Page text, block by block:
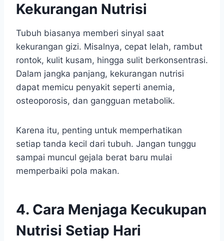
Kekurangan Nutrisi
Tubuh biasanya memberi sinyal saat
kekurangan gizi. Misalnya, cepat lelah, rambut
rontok, kulit kusam, hingga sulit berkonsentrasi.
Dalam jangka panjang, kekurangan nutrisi
dapat memicu penyakit seperti anemia,
osteoporosis, dan gangguan metabolik.
Karena itu, penting untuk memperhatikan
setiap tanda kecil dari tubuh. Jangan tunggu
sampai muncul gejala berat baru mulai
memperbaiki pola makan.
4. Cara Menjaga Kecukupan
Nutrisi Setiap Hari